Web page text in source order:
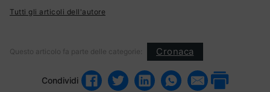
Tutti gli articoli dell'autore
Questo articolo fa parte delle categorie: Cronaca
Condividi